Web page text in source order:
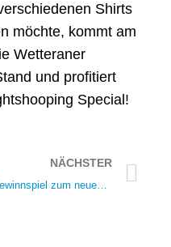
Shirts
möchte, kommt am
Wetteraner
und profitiert
Special!
NÄCHSTER
Gewinnspiel zum neuen Schuljahr